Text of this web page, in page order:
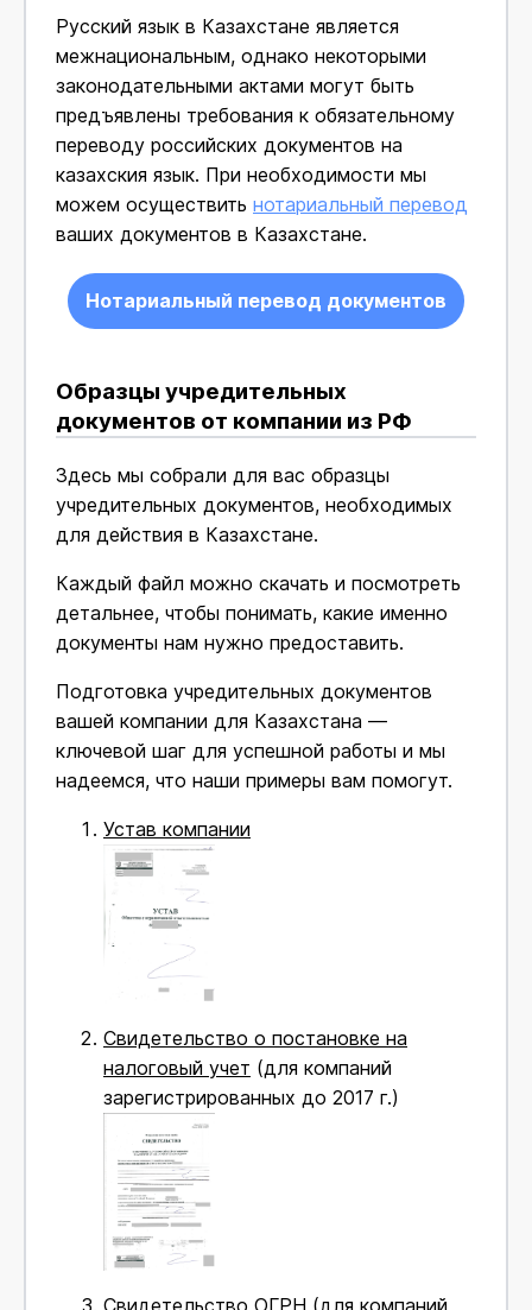
Русский язык в Казахстане является
межнациональным, однако некоторыми
законодательными актами могут быть
предъявлены требования к обязательному
переводу российских документов на
казахския язык. При необходимости мы
можем осуществить нотариальный перевод
ваших документов в Казахстане.
Нотариальный перевод документов
Образцы учредительных
документов от компании из РФ
Здесь мы собрали для вас образцы
учредительных документов, необходимых
для действия в Казахстане.
Каждый файл можно скачать и посмотреть
детальнее, чтобы понимать, какие именно
документы нам нужно предоставить.
Подготовка учредительных документов
вашей компании для Казахстана —
ключевой шаг для успешной работы и мы
надеемся, что наши примеры вам помогут.
Устав компании
Свидетельство о постановке на
налоговый учет (для компаний
зарегистрированных до 2017 г.)